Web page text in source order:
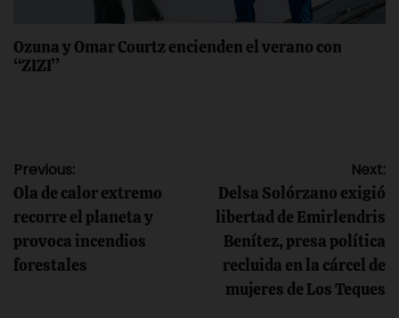
Ozuna y Omar Courtz encienden el verano con
“ZIZI”
Navegación
de
entradas
Previous:
Ola de calor extremo
recorre el planeta y
provoca incendios
forestales
Next:
Delsa Solórzano exigió
libertad de Emirlendris
Benítez, presa política
recluida en la cárcel de
mujeres de Los Teques